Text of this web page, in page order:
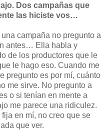
Dos campañas que
las hiciste vos…
campaña no pregunto a
antes… Ella habla y
de los productores que le
le hago eso. Cuando me
pregunto es por mí, cuánto
me sirve. No pregunto a
o si tenían en mente a
me parece una ridiculez.
en mí, no creo que se
que ver.